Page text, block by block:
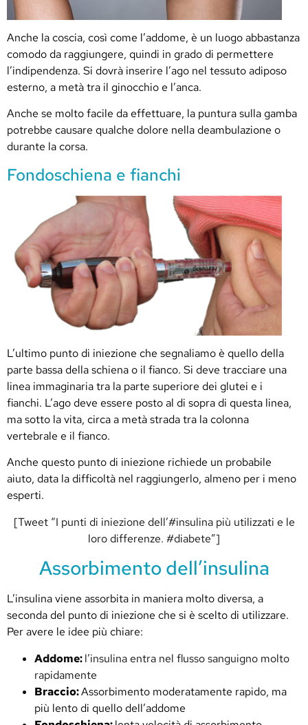
Anche la coscia, così come l’addome, è un luogo abbastanza
comodo da raggiungere, quindi in grado di permettere
l’indipendenza. Si dovrà inserire l’ago nel tessuto adiposo
esterno, a metà tra il ginocchio e l’anca.
Anche se molto facile da effettuare, la puntura sulla gamba
potrebbe causare qualche dolore nella deambulazione o
durante la corsa.
Fondoschiena e fianchi
L’ultimo punto di iniezione che segnaliamo è quello della
parte bassa della schiena o il fianco. Si deve tracciare una
linea immaginaria tra la parte superiore dei glutei e i
fianchi. L’ago deve essere posto al di sopra di questa linea,
ma sotto la vita, circa a metà strada tra la colonna
vertebrale e il fianco.
Anche questo punto di iniezione richiede un probabile
aiuto, data la difficoltà nel raggiungerlo, almeno per i meno
esperti.
[Tweet “I punti di iniezione dell’#insulina più utilizzati e le
loro differenze. #diabete”]
Assorbimento dell’insulina
L’insulina viene assorbita in maniera molto diversa, a
seconda del punto di iniezione che si è scelto di utilizzare.
Per avere le idee più chiare:
Addome:l’insulina entra nel flusso sanguigno molto
rapidamente
Braccio:Assorbimento moderatamente rapido, ma
più lento di quello dell’addome